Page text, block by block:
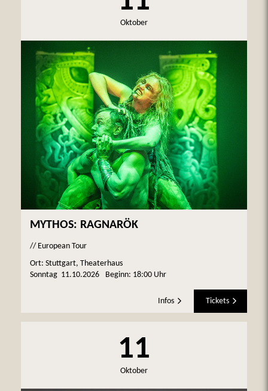
Oktober
MYTHOS: RAGNARÖK
// European Tour
Ort: Stuttgart, Theaterhaus
Sonntag 11.10.2026 Beginn: 18:00 Uhr
Infos Tickets
11
Oktober